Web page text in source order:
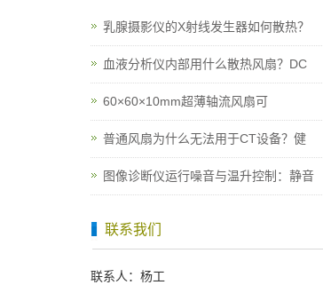
乳腺摄影仪的X射线发生器如何散热？
血液分析仪内部用什么散热风扇？DC
60×60×10mm超薄轴流风扇可
普通风扇为什么无法用于CT设备？健
图像诊断仪运行噪音与温升控制：静音
联系我们
联系人：杨工